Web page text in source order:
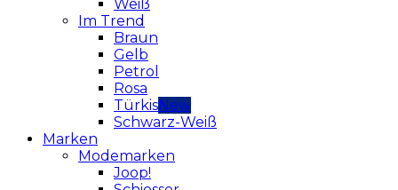
Weiß
Im Trend
Braun
Gelb
Petrol
Rosa
Türkis
Schwarz-Weiß
Marken
Modemarken
Joop!